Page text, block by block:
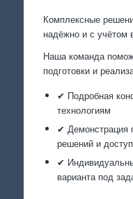
Комплексные
надёжно и с учётом
Наша команда
подготовки и
✔ Подробная
технологиям
✔ Демонстрация
решений и
✔
варианта под